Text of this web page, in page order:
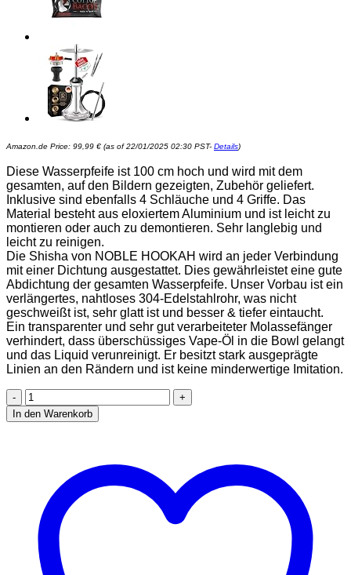
Amazon.de Price: 99,99 € (as of 22/01/2025 02:30 PST- Details)
Diese Wasserpfeife ist 100 cm hoch und wird mit dem
gesamten, auf den Bildern gezeigten, Zubehör geliefert.
Inklusive sind ebenfalls 4 Schläuche und 4 Griffe. Das
Material besteht aus eloxiertem Aluminium und ist leicht zu
montieren oder auch zu demontieren. Sehr langlebig und
leicht zu reinigen.
Die Shisha von NOBLE HOOKAH wird an jeder Verbindung
mit einer Dichtung ausgestattet. Dies gewährleistet eine gute
Abdichtung der gesamten Wasserpfeife. Unser Vorbau ist ein
verlängertes, nahtloses 304-Edelstahlrohr, was nicht
geschweißt ist, sehr glatt ist und besser & tiefer eintaucht.
Ein transparenter und sehr gut verarbeiteter Molassefänger
verhindert, dass überschüssiges Vape-Öl in die Bowl gelangt
und das Liquid verunreinigt. Er besitzt stark ausgeprägte
Linien an den Rändern und ist keine minderwertige Imitation.
NOBLE
HOOKAH
HOOKAH
Anschlüsse
Aluminium
Shisha
mit
LED
Licht,
In den Warenkorb